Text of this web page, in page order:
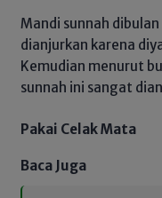
Mandi sunnah
dianjurkan karena
Kemudian menurut
sunnah ini sangat
Pakai Celak Mata
Baca Juga